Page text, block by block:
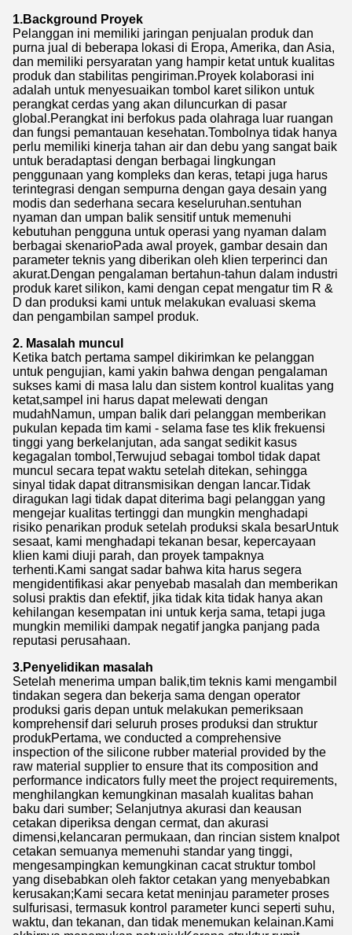
1.Background Proyek
Pelanggan ini memiliki jaringan penjualan produk dan
purna jual di beberapa lokasi di Eropa, Amerika, dan Asia,
dan memiliki persyaratan yang hampir ketat untuk kualitas
produk dan stabilitas pengiriman.Proyek kolaborasi ini
adalah untuk menyesuaikan tombol karet silikon untuk
perangkat cerdas yang akan diluncurkan di pasar
global.Perangkat ini berfokus pada olahraga luar ruangan
dan fungsi pemantauan kesehatan.Tombolnya tidak hanya
perlu memiliki kinerja tahan air dan debu yang sangat baik
untuk beradaptasi dengan berbagai lingkungan
penggunaan yang kompleks dan keras, tetapi juga harus
terintegrasi dengan sempurna dengan gaya desain yang
modis dan sederhana secara keseluruhan.sentuhan
nyaman dan umpan balik sensitif untuk memenuhi
kebutuhan pengguna untuk operasi yang nyaman dalam
berbagai skenarioPada awal proyek, gambar desain dan
parameter teknis yang diberikan oleh klien terperinci dan
akurat.Dengan pengalaman bertahun-tahun dalam industri
produk karet silikon, kami dengan cepat mengatur tim R &
D dan produksi kami untuk melakukan evaluasi skema
dan pengambilan sampel produk.
2. Masalah muncul
Ketika batch pertama sampel dikirimkan ke pelanggan
untuk pengujian, kami yakin bahwa dengan pengalaman
sukses kami di masa lalu dan sistem kontrol kualitas yang
ketat,sampel ini harus dapat melewati dengan
mudahNamun, umpan balik dari pelanggan memberikan
pukulan kepada tim kami - selama fase tes klik frekuensi
tinggi yang berkelanjutan, ada sangat sedikit kasus
kegagalan tombol,Terwujud sebagai tombol tidak dapat
muncul secara tepat waktu setelah ditekan, sehingga
sinyal tidak dapat ditransmisikan dengan lancar.Tidak
diragukan lagi tidak dapat diterima bagi pelanggan yang
mengejar kualitas tertinggi dan mungkin menghadapi
risiko penarikan produk setelah produksi skala besarUntuk
sesaat, kami menghadapi tekanan besar, kepercayaan
klien kami diuji parah, dan proyek tampaknya
terhenti.Kami sangat sadar bahwa kita harus segera
mengidentifikasi akar penyebab masalah dan memberikan
solusi praktis dan efektif, jika tidak kita tidak hanya akan
kehilangan kesempatan ini untuk kerja sama, tetapi juga
mungkin memiliki dampak negatif jangka panjang pada
reputasi perusahaan.
3.Penyelidikan masalah
Setelah menerima umpan balik,tim teknis kami mengambil
tindakan segera dan bekerja sama dengan operator
produksi garis depan untuk melakukan pemeriksaan
komprehensif dari seluruh proses produksi dan struktur
produkPertama, we conducted a comprehensive
inspection of the silicone rubber material provided by the
raw material supplier to ensure that its composition and
performance indicators fully meet the project requirements,
menghilangkan kemungkinan masalah kualitas bahan
baku dari sumber; Selanjutnya akurasi dan keausan
cetakan diperiksa dengan cermat, dan akurasi
dimensi,kelancaran permukaan, dan rincian sistem knalpot
cetakan semuanya memenuhi standar yang tinggi,
mengesampingkan kemungkinan cacat struktur tombol
yang disebabkan oleh faktor cetakan yang menyebabkan
kerusakan;Kami secara ketat meninjau parameter proses
sulfurisasi, termasuk kontrol parameter kunci seperti suhu,
waktu, dan tekanan, dan tidak menemukan kelainan.Kami